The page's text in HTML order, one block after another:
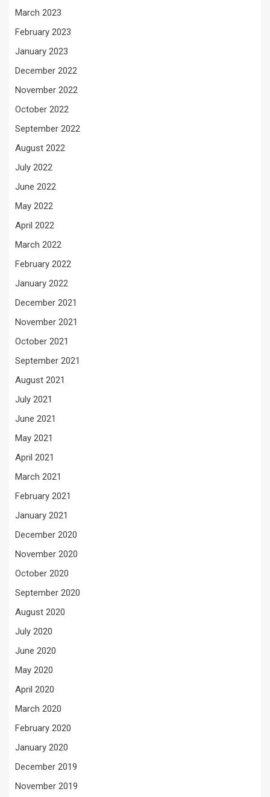
March 2023
February 2023
January 2023
December 2022
November 2022
October 2022
September 2022
August 2022
July 2022
June 2022
May 2022
April 2022
March 2022
February 2022
January 2022
December 2021
November 2021
October 2021
September 2021
August 2021
July 2021
June 2021
May 2021
April 2021
March 2021
February 2021
January 2021
December 2020
November 2020
October 2020
September 2020
August 2020
July 2020
June 2020
May 2020
April 2020
March 2020
February 2020
January 2020
December 2019
November 2019